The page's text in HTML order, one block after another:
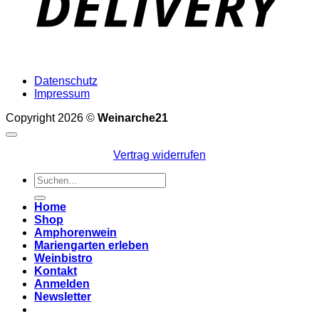
Datenschutz
Impressum
Copyright 2026 © Weinarche21
Vertrag widerrufen
Suchen
nach:
Home
Shop
Amphorenwein
Mariengarten erleben
Weinbistro
Kontakt
Anmelden
Newsletter